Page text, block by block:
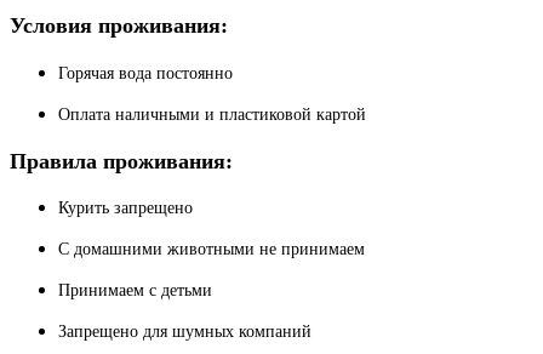
Условия проживания:
Горячая вода постоянно
Оплата наличными и пластиковой картой
Правила проживания:
Курить запрещено
С домашними животными не принимаем
Принимаем с детьми
Запрещено для шумных компаний